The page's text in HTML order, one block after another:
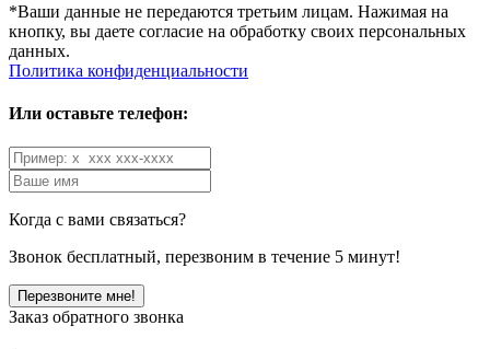
*Ваши данные не передаются третьим лицам. Нажимая на
кнопку, вы даете согласие на обработку своих персональных
данных.
Политика конфиденциальности
Или оставьте телефон:
Когда с вами связаться?
Звонок бесплатный, перезвоним в течение 5 минут!
Заказ обратного звонка